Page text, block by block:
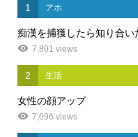
1 アホ
痴漢を捕獲したら知り合い
7,801 views
2 生活
女性の顔アップ
7,096 views